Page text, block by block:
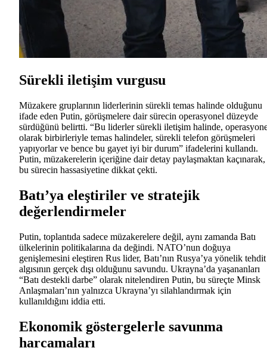
Sürekli iletişim vurgusu
Müzakere gruplarının liderlerinin sürekli temas halinde olduğunu
ifade eden Putin, görüşmelere dair sürecin operasyonel düzeyde
sürdüğünü belirtti. “Bu liderler sürekli iletişim halinde,
olarak birbirleriyle temas halindeler, sürekli telefon görüşmeleri
yapıyorlar ve bence bu gayet iyi bir durum” ifadelerini kullandı.
Putin, müzakerelerin içeriğine dair detay paylaşmaktan kaçınarak,
bu sürecin hassasiyetine dikkat çekti.
Batı’ya eleştiriler ve stratejik
değerlendirmeler
Putin, toplantıda sadece müzakerelere değil, aynı zamanda Batı
ülkelerinin politikalarına da değindi. NATO’nun doğuya
genişlemesini eleştiren Rus lider, Batı’nın Rusya’ya yönelik tehdit
algısının gerçek dışı olduğunu savundu. Ukrayna’da yaşananları
“Batı destekli darbe” olarak nitelendiren Putin, bu süreçte Minsk
Anlaşmaları’nın yalnızca Ukrayna’yı silahlandırmak için
kullanıldığını iddia etti.
Ekonomik göstergelerle savunma
harcamaları